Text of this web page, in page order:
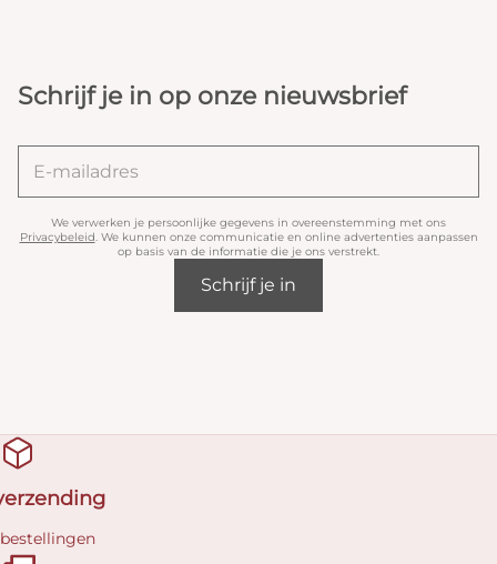
Schrijf je in op onze nieuwsbrief
We verwerken je persoonlijke gegevens in overeenstemming met ons
Privacybeleid. We kunnen onze communicatie en online advertenties aanpassen
op basis van de informatie die je ons verstrekt.
Schrijf je in